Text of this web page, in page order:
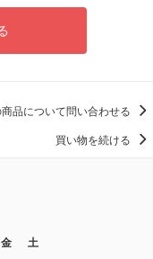
商品について問い合わせる
買い物を続ける
金
土